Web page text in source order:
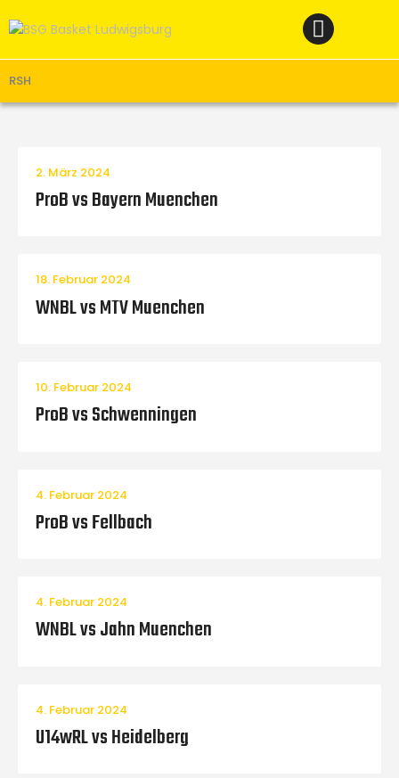
RSH
Spielbetrieb
Unterstützen
2. März 2024
ProB vs Bayern Muenchen
18. Februar 2024
WNBL vs MTV Muenchen
10. Februar 2024
ProB vs Schwenningen
4. Februar 2024
ProB vs Fellbach
4. Februar 2024
WNBL vs Jahn Muenchen
4. Februar 2024
U14wRL vs Heidelberg